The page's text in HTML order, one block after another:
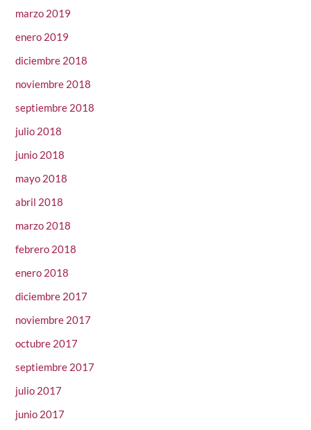
marzo 2019
enero 2019
diciembre 2018
noviembre 2018
septiembre 2018
julio 2018
junio 2018
mayo 2018
abril 2018
marzo 2018
febrero 2018
enero 2018
diciembre 2017
noviembre 2017
octubre 2017
septiembre 2017
julio 2017
junio 2017